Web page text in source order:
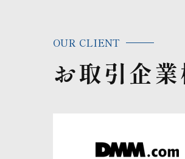
OUR CLIENT
お取引企